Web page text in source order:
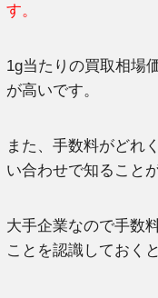
す。
1g当たりの買取相場
が高いです。
また、手数料がどれ
い合わせで知ること
大手企業なので手数
ことを認識しておく